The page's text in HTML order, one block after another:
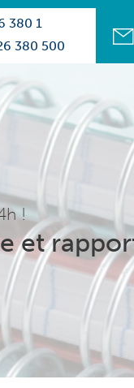
380 1
380 500
!
et